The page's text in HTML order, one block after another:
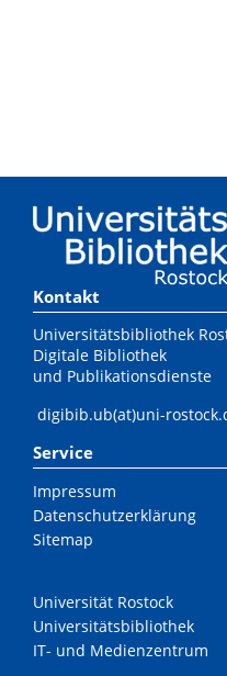
Kontakt
Universitätsbibliothek
Digitale Bibliothek
und Publikationsdienste
digibib.ub(at)uni-
Service
Impressum
Datenschutzerklärung
Sitemap
Universität Rostock
Universitätsbibliothek
IT- und Medienzentrum